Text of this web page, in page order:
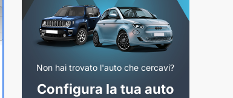
Non hai trovato l'auto che cercavi?
Configura la tua auto